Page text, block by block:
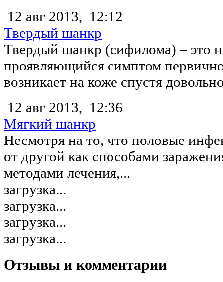
12 авг 2013, 12:12
Твердый шанкр
Твердый шанкр (сифилома) – это
проявляющийся симптом
возникает на коже спустя
12 авг 2013, 12:36
Мягкий шанкр
Несмотря на то, что половые
от другой как способами
методами лечения,...
загрузка...
загрузка...
загрузка...
загрузка...
Отзывы и комментарии